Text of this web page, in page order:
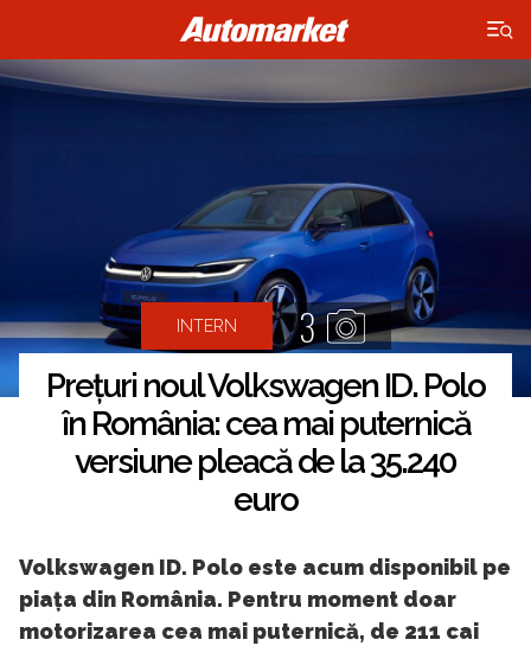
×
INTERN 3
Prețuri noul Volkswagen ID. Polo
în România: cea mai puternică
versiune pleacă de la 35.240
euro
Volkswagen ID. Polo este acum disponibil pe
piața din România. Pentru moment doar
motorizarea cea mai puternică, de 211 cai